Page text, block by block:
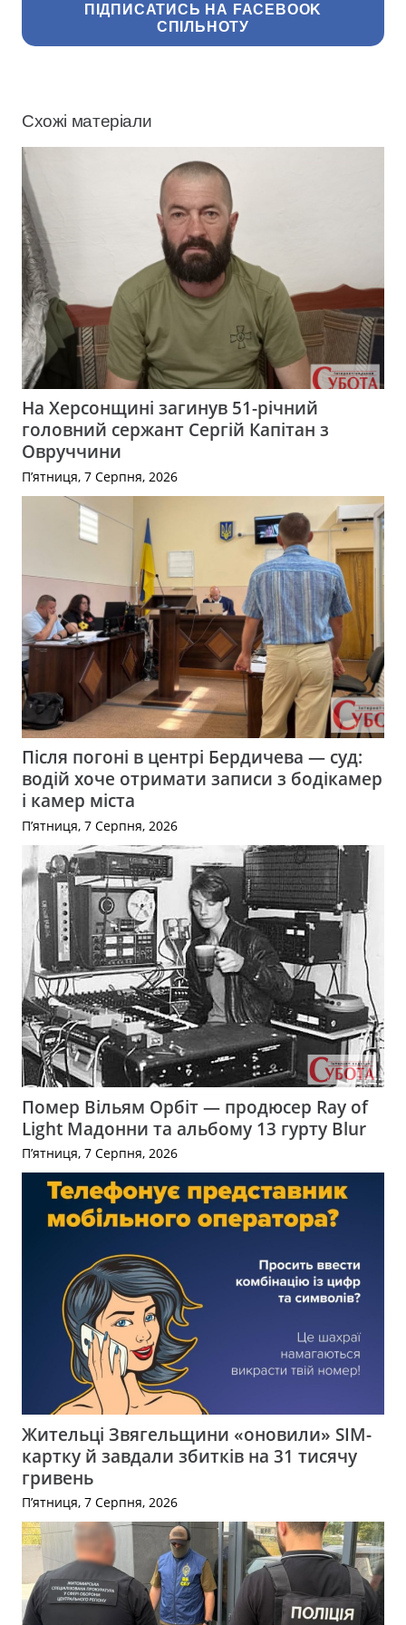
ПІДПИСАТИСЬ НА FACEBOOK
СПІЛЬНОТУ
Схожі матеріали
На Херсонщині загинув 51-річний
головний сержант Сергій Капітан з
Овруччини
П’ятниця, 7 Серпня, 2026
Після погоні в центрі Бердичева — суд:
водій хоче отримати записи з бодікамер
і камер міста
П’ятниця, 7 Серпня, 2026
Помер Вільям Орбіт — продюсер Ray of
Light Мадонни та альбому 13 гурту Blur
П’ятниця, 7 Серпня, 2026
Жительці Звягельщини «оновили» SIM-
картку й завдали збитків на 31 тисячу
гривень
П’ятниця, 7 Серпня, 2026